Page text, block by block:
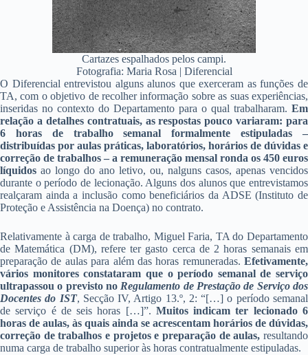
Cartazes espalhados pelos campi.
Fotografia: Maria Rosa | Diferencial
O Diferencial entrevistou alguns alunos que exerceram as funções de
TA, com o objetivo de recolher informação sobre as suas experiências,
inseridas no contexto do Departamento para o qual trabalharam. Em
relação a detalhes contratuais, as respostas pouco variaram: para
6 horas de trabalho semanal formalmente estipuladas –
distribuídas por aulas práticas, laboratórios, horários de dúvidas e
correção de trabalhos – a remuneração mensal ronda os 450 euros
líquidos ao longo do ano letivo, ou, nalguns casos, apenas vencidos
durante o período de lecionação. Alguns dos alunos que entrevistamos
realçaram ainda a inclusão como beneficiários da ADSE (Instituto de
Proteção e Assistência na Doença) no contrato.
Relativamente à carga de trabalho, Miguel Faria, TA do Departamento
de Matemática (DM), refere ter gasto cerca de 2 horas semanais em
preparação de aulas para além das horas remuneradas. Efetivamente,
vários monitores constataram que o período semanal de serviço
ultrapassou o previsto no Regulamento de Prestação de Serviço dos
Docentes do IST, Secção IV, Artigo 13.º, 2: “[…] o período semanal
de serviço é de seis horas […]”. Muitos indicam ter lecionado 6
horas de aulas, às quais ainda se acrescentam horários de dúvidas,
correção de trabalhos e projetos e preparação de aulas, resultando
numa carga de trabalho superior às horas contratualmente estipuladas.